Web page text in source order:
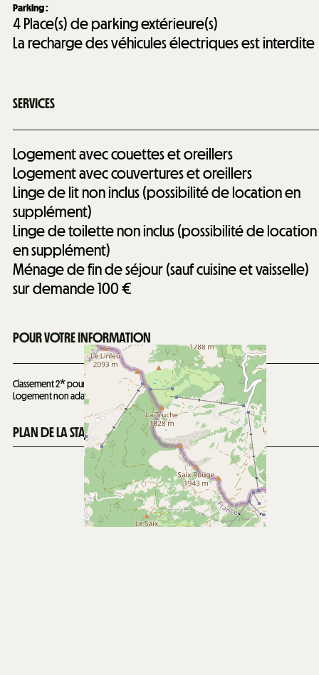
Parking:
4Place(s) de parking extérieure(s)
La recharge des véhicules électriques est interdite
SERVICES
Logement avec couettes et oreillers
Logement avec couvertures et oreillers
Linge de lit non inclus (possibilité de location en
supplément)
Linge de toilette non inclus (possibilité de location
en supplément)
Ménage de fin de séjour (sauf cuisine et vaisselle)
sur demande100 €
POUR VOTRE INFORMATION
Classement 2* pour 8 personnes valable jusqu'au 14/12/2028
Logement non adapté aux PMR
PLAN DE LA STATION